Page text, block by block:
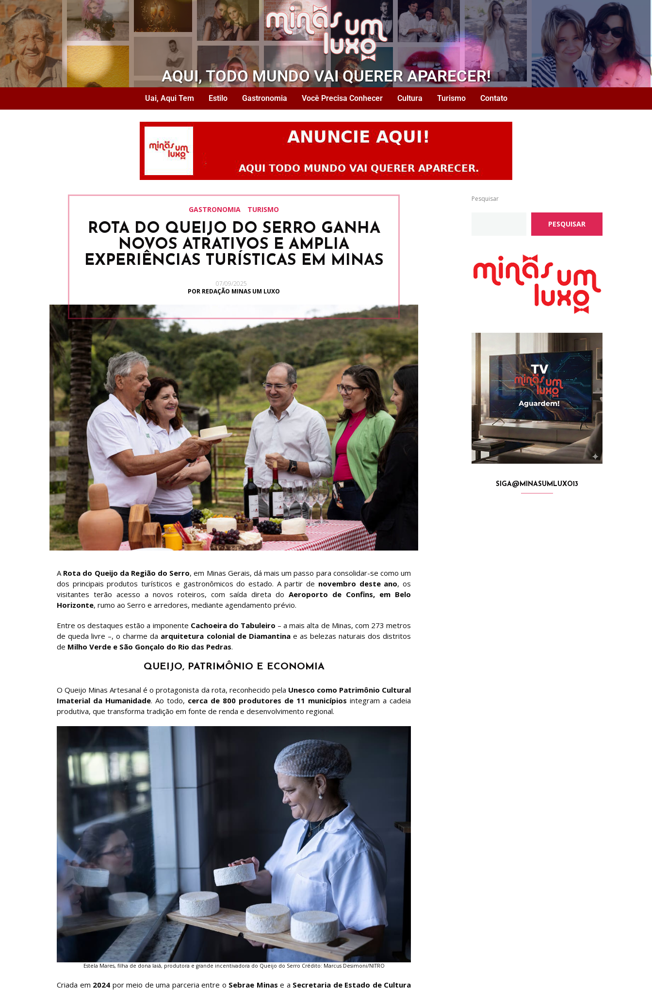
AQUI, TODO MUNDO VAI QUERER APARECER!
Uai, Aqui Tem Estilo Gastronomia Você Precisa Conhecer Cultura Turismo Contato
GASTRONOMIA TURISMO
ROTA DO QUEIJO DO SERRO GANHA
NOVOS ATRATIVOS E AMPLIA
EXPERIÊNCIAS TURÍSTICAS EM MINAS
07/09/2025
POR REDAÇÃO MINAS UM LUXO
A Rota do Queijo da Região do Serro, em Minas Gerais, dá mais um passo para consolidar-se como um
dos principais produtos turísticos e gastronômicos do estado. A partir de novembro deste ano, os
visitantes terão acesso a novos roteiros, com saída direta do Aeroporto de Confins, em Belo
Horizonte, rumo ao Serro e arredores, mediante agendamento prévio.
Entre os destaques estão a imponente Cachoeira do Tabuleiro – a mais alta de Minas, com 273 metros
de queda livre –, o charme da arquitetura colonial de Diamantinae as belezas naturais dos distritos
de Milho Verde e São Gonçalo do Rio das Pedras.
QUEIJO, PATRIMÔNIO E ECONOMIA
O Queijo Minas Artesanal é o protagonista da rota, reconhecido pela Unesco como Patrimônio Cultural
Imaterial da Humanidade. Ao todo, cerca de 800 produtores de 11 municípios integram a cadeia
produtiva, que transforma tradição em fonte de renda e desenvolvimento regional.
Estela Mares, filha de dona Iaiá, produtora e grande incentivadora do Queijo do Serro Crédito: Marcus Desimoni/NITRO
Criada em 2024 por meio de uma parceria entre o Sebrae Minas e a Secretaria de Estado de Cultura
Pesquisar
PESQUISAR
SIGA@MINASUMLUXO13